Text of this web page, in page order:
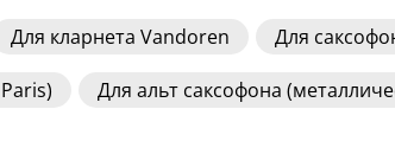
Для кларнета Vandoren Для
саксофона Vandoren Для тромбона
Для альт саксофона